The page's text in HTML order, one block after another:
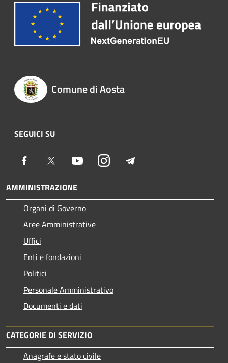
Comune di Aosta
SEGUICI SU
Facebook Twitter YoutubeInstagram
AMMINISTRAZIONE
Organi di Governo
Aree Amministrative
Uffici
Enti e fondazioni
Politici
Personale Amministrativo
Documenti e dati
CATEGORIE DI SERVIZIO
Anagrafe e stato civile